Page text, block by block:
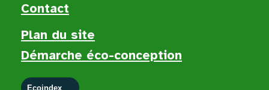
Contact
Plan du site
Démarche éco-conception
Ecoindex